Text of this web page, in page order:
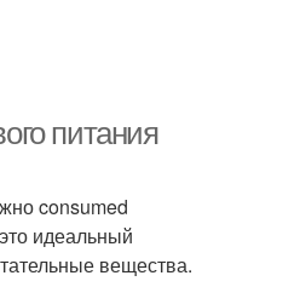
питания
consumed
идеальный
вещества.